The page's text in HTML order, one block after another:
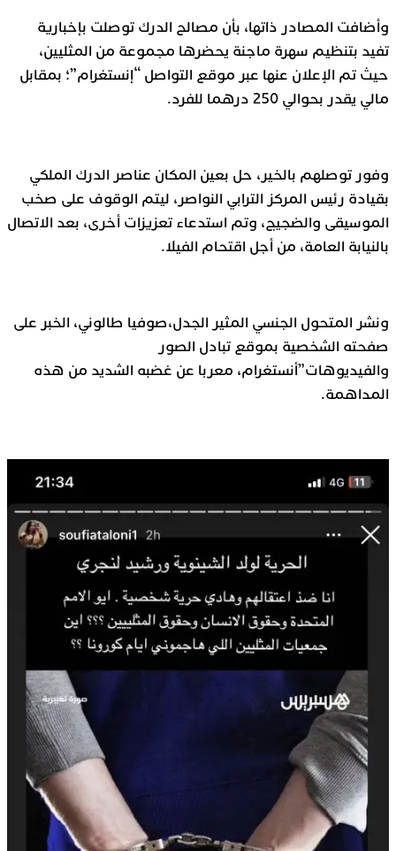
وأضافت المصادر ذاتها، بأن مصالح الدرك توصلت بإخبارية
تفيد بتنظيم سهرة ماجنة يحضرها مجموعة من المثليين،
حيث تم الإعلان عنها عبر موقع التواصل “إنستغرام”؛ بمقابل
مالي يقدر بحوالي 250 درهما للفرد.
وفور توصلهم بالخير، حل بعين المكان عناصر الدرك الملكي
بقيادة رئيس المركز الترابي النواصر، ليتم الوقوف على صخب
الموسيقى والضجيج، وتم استدعاء تعزيزات أخرى، بعد الاتصال
بالنيابة العامة، من أجل اقتحام الفيلا.
ونشر المتحول الجنسي المثير الجدل،صوفيا طالوني، الخبر على
صفحته الشخصية بموقع تبادل الصور
والفيديوهات”أنستغرام، معربا عن غضبه الشديد من هذه
المداهمة.